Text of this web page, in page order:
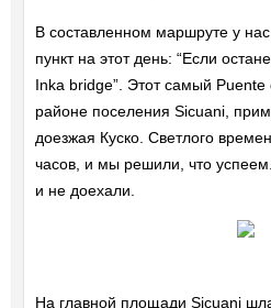
В составленном маршруте у
пункт на этот день: “Если
Inka bridge”. Этот самый
районе поселения Sicuani,
доезжая Куско. Светлого
часов, и мы решили, что
и не доехали.
На главной площади Sicuani шла